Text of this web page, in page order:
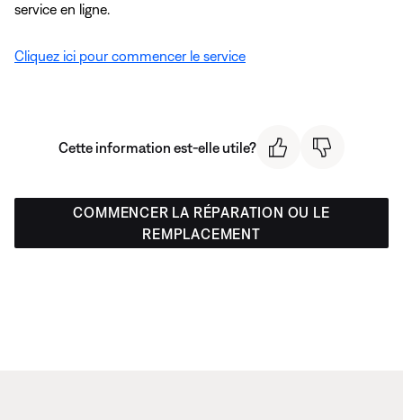
service en ligne.
Cliquez ici pour commencer le service
Cette information est-elle utile?
COMMENCER LA RÉPARATION OU LE
REMPLACEMENT